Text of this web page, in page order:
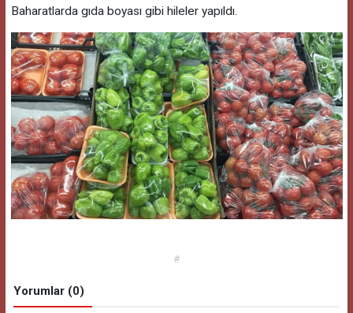
Baharatlarda gıda boyası gibi hileler yapıldı.
#
Yorumlar (0)